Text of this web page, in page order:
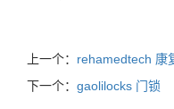
上一个： rehamedtech 康
下一个： gaolilocks 门锁